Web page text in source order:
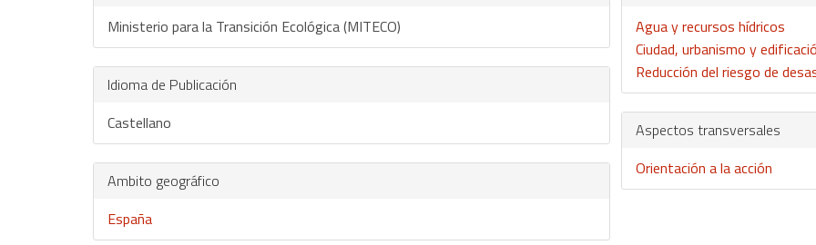
Ministerio para la Transición Ecológica (MITECO)
Idioma de Publicación
Castellano
Ambito geográfico
España
Agua y recursos hídricos
Ciudad, urbanismo y
Reducción del riesgo de
Aspectos transversales
Orientación a la acción